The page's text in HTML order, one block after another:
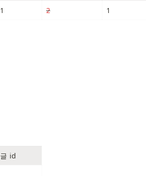
2 1
id